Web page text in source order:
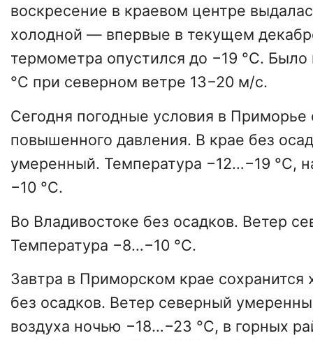
воскресение в краевом центре
холодной — впервые в текущем
термометра опустился до −19 °C.
°C при северном ветре 13−20 м/с.
Сегодня погодные условия в Приморье
повышенного давления. В крае без
умеренный. Температура −12…−19 °C,
−10 °C.
Во Владивостоке без осадков. Ветер
Температура −8…−10 °C.
Завтра в Приморском крае сохранится
без осадков. Ветер северный
воздуха ночью −18…−23 °C, в горных